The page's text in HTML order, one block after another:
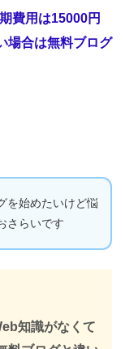
費用は15000円
場合は無料ブログ
を始めたいけど悩
さらいです
知識がなくて